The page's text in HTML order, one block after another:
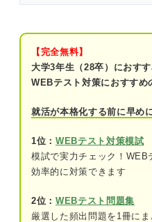
家による解説付き
問題2（難
問題3（難
問題4（難
問題5（難
問題6（難
【完全無料】
大学3年生（28卒）におすす
WEBテスト対策におすすめ
就活が本格化する前に早め
1位： WEBテスト対策模試
模試で実力チェック！WEB
効率的に対策できます
2位： WEBテスト問題集
厳選した頻出問題を1冊に